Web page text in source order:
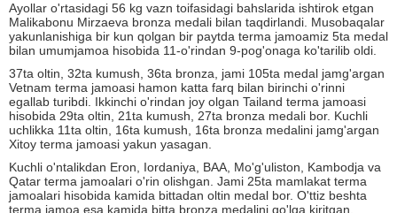
Ayollar o'rtasidagi 56 kg vazn toifasidagi bahslarida ishtirok etgan
Malikabonu Mirzaeva bronza medali bilan taqdirlandi. Musobaqalar
yakunlanishiga bir kun qolgan bir paytda terma jamoamiz 5ta medal
bilan umumjamoa hisobida 11-o'rindan 9-pog'onaga ko'tarilib oldi.
37ta oltin, 32ta kumush, 36ta bronza, jami 105ta medal jamg'argan
Vetnam terma jamoasi hamon katta farq bilan birinchi o'rinni
egallab turibdi. Ikkinchi o'rindan joy olgan Tailand terma jamoasi
hisobida 29ta oltin, 21ta kumush, 27ta bronza medali bor. Kuchli
uchlikka 11ta oltin, 16ta kumush, 16ta bronza medalini jamg'argan
Xitoy terma jamoasi yakun yasagan.
Kuchli o'ntalikdan Eron, Iordaniya, BAA, Mo'g'uliston, Kambodja va
Qatar terma jamoalari o'rin olishgan. Jami 25ta mamlakat terma
jamoalari hisobida kamida bittadan oltin medal bor. O'ttiz beshta
terma jamoa esa kamida bitta bronza medalini qo'lga kiritgan.